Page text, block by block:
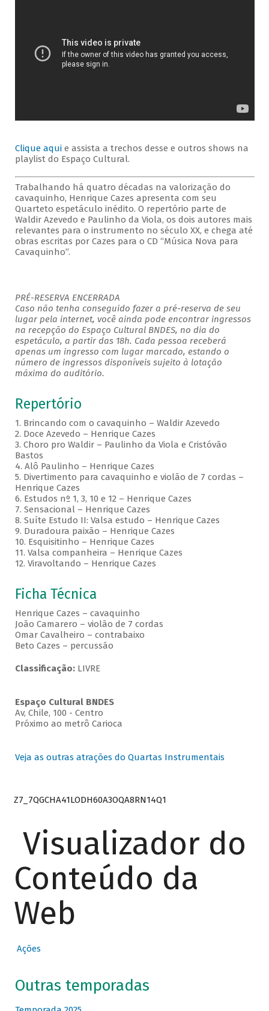
Clique aquie assista a trechos desse e outros shows na
playlist do Espaço Cultural.
Trabalhando há quatro décadas na valorização do
cavaquinho, Henrique Cazes apresenta com seu
Quarteto espetáculo inédito. O repertório parte de
Waldir Azevedo e Paulinho da Viola, os dois autores mais
relevantes para o instrumento no século XX, e chega até
obras escritas por Cazes para o CD “Música Nova para
Cavaquinho”.
PRÉ-RESERVA ENCERRADA
Caso não tenha conseguido fazer a pré-reserva de seu
lugar pela internet, você ainda pode encontrar ingressos
na recepção do Espaço Cultural BNDES, no dia do
espetáculo, a partir das 18h. Cada pessoa receberá
apenas um ingresso com lugar marcado, estando o
número de ingressos disponíveis sujeito à lotação
máxima do auditório.
Repertório
1. Brincando com o cavaquinho – Waldir Azevedo
2. Doce Azevedo – Henrique Cazes
3. Choro pro Waldir – Paulinho da Viola e Cristóvão
Bastos
4. Alô Paulinho – Henrique Cazes
5. Divertimento para cavaquinho e violão de 7 cordas –
Henrique Cazes
6. Estudos nº 1, 3, 10 e 12 – Henrique Cazes
7. Sensacional – Henrique Cazes
8. Suíte Estudo II: Valsa estudo – Henrique Cazes
9. Duradoura paixão – Henrique Cazes
10. Esquisitinho – Henrique Cazes
11. Valsa companheira – Henrique Cazes
12. Viravoltando – Henrique Cazes
Ficha Técnica
Henrique Cazes – cavaquinho
João Camarero – violão de 7 cordas
Omar Cavalheiro – contrabaixo
Beto Cazes – percussão
Classificação: LIVRE
Espaço Cultural BNDES
Av, Chile, 100 - Centro
Próximo ao metrô Carioca
Veja as outras atrações do Quartas Instrumentais
Z7_7QGCHA41LODH60A3OQA8RN14Q1
Visualizador do
Conteúdo da
Web
Ações
Outras temporadas